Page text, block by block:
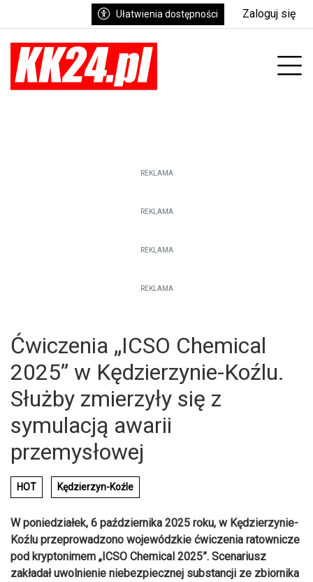
Ułatwienia dostępności Zaloguj się
REKLAMA
REKLAMA
REKLAMA
REKLAMA
Ćwiczenia „ICSO Chemical
2025” w Kędzierzynie-Koźlu.
Służby zmierzyły się z
symulacją awarii
przemysłowej
HOT Kędzierzyn-Koźle
W poniedziałek, 6 października 2025 roku, w Kędzierzynie-
Koźlu przeprowadzono wojewódzkie ćwiczenia ratownicze
pod kryptonimem „ICSO Chemical 2025”. Scenariusz
zakładał uwolnienie niebezpiecznej substancji ze zbiornika